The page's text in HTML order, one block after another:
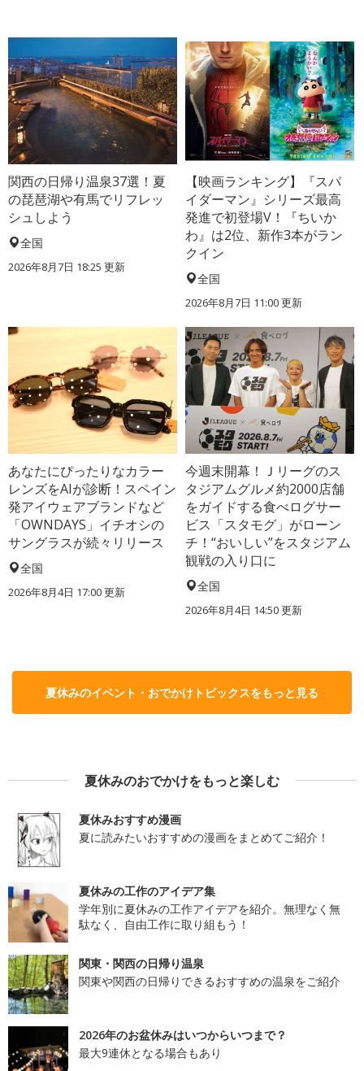
関西の日帰り温泉37選！夏
の琵琶湖や有馬でリフレッ
シュしよう
全国
2026年8月7日 18:25 更新
【映画ランキング】『スパ
イダーマン』シリーズ最高
発進で初登場V！『ちいか
わ』は2位、新作3本がラン
クイン
全国
2026年8月7日 11:00更新
あなたにぴったりなカラー
レンズをAIが診断！スペイン
発アイウェアブランドなど
「OWNDAYS」イチオシの
サングラスが続々リリース
全国
2026年8月4日 17:00更新
今週末開幕！Ｊリーグのス
タジアムグルメ約2000店舗
をガイドする食べログサー
ビス「スタモグ」がローン
チ！“おいしい”をスタジアム
観戦の入り口に
全国
2026年8月4日 14:50更新
夏休みのイベント・おでかけトピックスをもっと見る
夏休みのおでかけをもっと楽しむ
夏休みおすすめ漫画
夏に読みたいおすすめの漫画をまとめてご紹介！
夏休みの工作のアイデア集
学年別に夏休みの工作アイデアを紹介。無理なく無
駄なく、自由工作に取り組もう！
関東・関西の日帰り温泉
関東や関西の日帰りできるおすすめの温泉をご紹介
2026年のお盆休みはいつからいつまで？
最大9連休となる場合もあり